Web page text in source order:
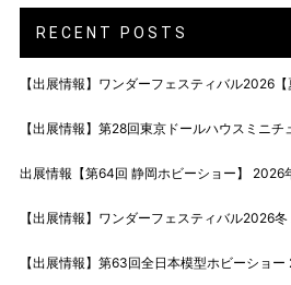
RECENT POSTS
【出展情報】ワンダーフェスティバル2026【
【出展情報】第28回東京ドールハウスミニチ
出展情報【第64回 静岡ホビーショー】 2026
【出展情報】ワンダーフェスティバル2026冬
【出展情報】第63回全日本模型ホビーショー